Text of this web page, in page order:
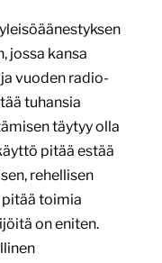
jossa kansa
vuoden radio-
tuhansia
täytyy olla
pitää estää
rehellisen
pitää toimia
on eniten.